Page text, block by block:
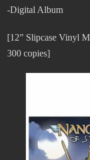
-Digital Album
[12” Slipcase Vinyl
300 copies]